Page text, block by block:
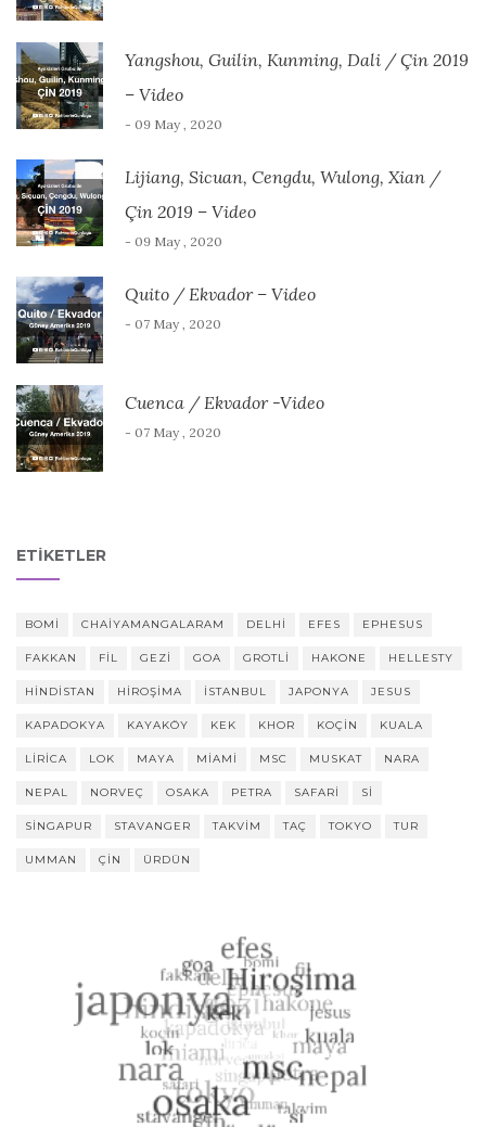
Yangshou, Guilin, Kunming, Dali / Çin 2019
– Video
- 09 May , 2020
Lijiang, Sicuan, Cengdu, Wulong, Xian /
Çin 2019 – Video
- 09 May , 2020
Quito / Ekvador – Video
- 07 May , 2020
Cuenca / Ekvador -Video
- 07 May , 2020
ETIKETLER
BOMI CHAIYAMANGALARAM DELHI EFES EPHESUS
FAKKAN FIL GEZI GOA GROTLI HAKONE HELLESTY
HINDISTAN HIROŞIMA ISTANBUL JAPONYA JESUS
KAPADOKYA KAYAKÖY KEK KHOR KOÇIN KUALA
LIRICA LOK MAYA MIAMI MSC MUSKAT NARA
NEPAL NORVEÇ OSAKA PETRA SAFARI SI
SINGAPUR STAVANGER TAKVIM TAÇ TOKYO TUR
UMMAN ÇIN ÜRDÜN